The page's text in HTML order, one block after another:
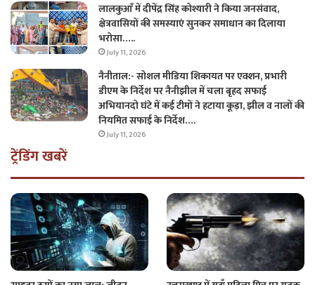
लालकुआँ में दीपेंद्र सिंह कोश्यारी ने किया जनसंवाद,
क्षेत्रवासियों की समस्याएं सुनकर समाधान का दिलाया
भरोसा…..
July 11, 2026
नैनीताल:- सोशल मीडिया शिकायत पर एक्शन, प्रभारी
डीएम के निर्देश पर नैनीझील में चला बृहद सफाई
अभियानदो घंटे में कई टीमों ने हटाया कूड़ा, झील व नालों की
नियमित सफाई के निर्देश….
July 11, 2026
ट्रेंडिंग खबरें